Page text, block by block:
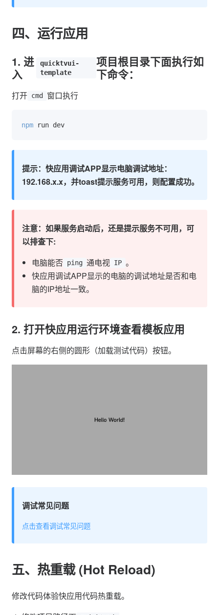
四、运行应用
1. 进
入
quicktvui-
template
项目根目录下面执行如
下命令：
打开 cmd 窗口执行
npm
提示：快应用调试APP显示电脑调试地址：
192.168.x.x，并toast提示服务可用，则配置成功。
注意：如果服务启动后，还是提示服务不可用，可
以排查下:
电脑能否
ping 通电视 IP 。
快应用调试APP显示的电脑的调试地址是否和电
脑的IP地址一致。
2. 打开快应用运行环境查看模板应用
点击屏幕的右侧的圆形（加载测试代码）按钮。
调试常见问题
点击查看调试常见问题
五、热重载 (Hot Reload)
修改代码体验快应用代码热重载。